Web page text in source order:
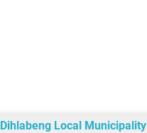
Dihlabeng Local Municipality